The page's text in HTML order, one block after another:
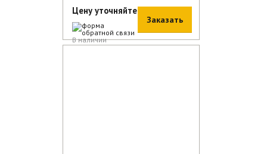
Цену уточняйте
В наличии
Заказать